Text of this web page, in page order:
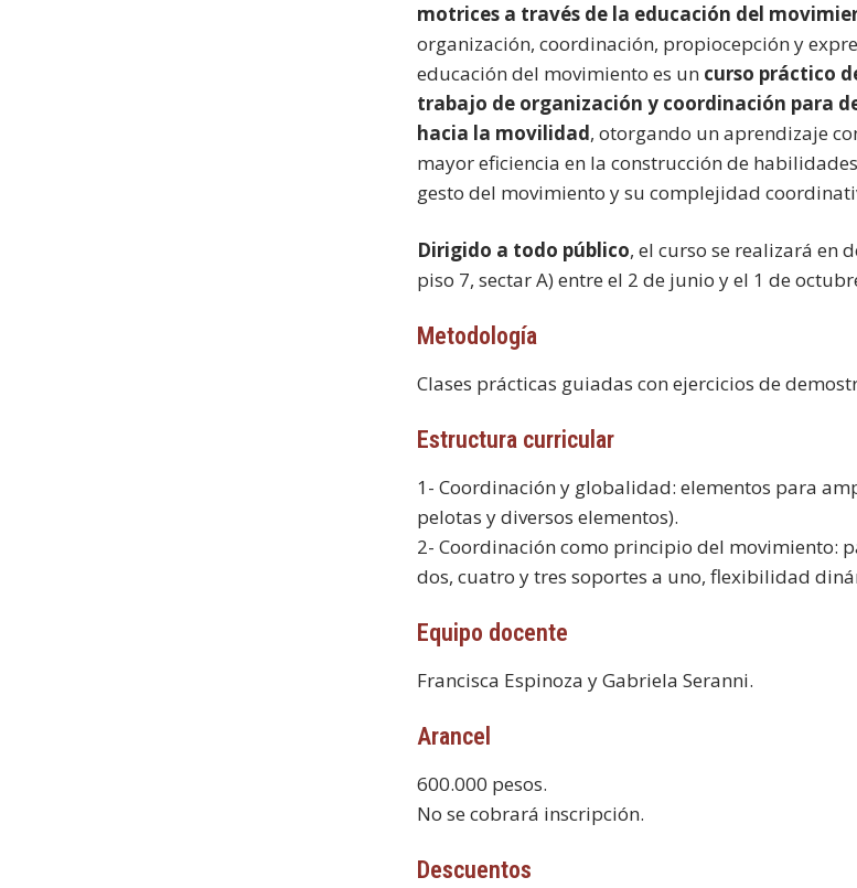
motrices a través de la educación del
organización, coordinación, propiocepción y
educación del movimiento es un curso práctico
trabajo de organización y coordinación para
hacia la movilidad, otorgando un aprendizaje
mayor eficiencia en la construcción de
gesto del movimiento y su complejidad
Dirigido a todo público, el curso se realizará en
piso 7, sectar A) entre el 2 de junio y el 1 de
Metodología
Clases prácticas guiadas con ejercicios de
Estructura curricular
1- Coordinación y globalidad: elementos para
pelotas y diversos elementos).
2- Coordinación como principio del movimiento:
dos, cuatro y tres soportes a uno, flexibilidad
Equipo docente
Francisca Espinoza y Gabriela Seranni.
Arancel
600.000 pesos.
No se cobrará inscripción.
Descuentos